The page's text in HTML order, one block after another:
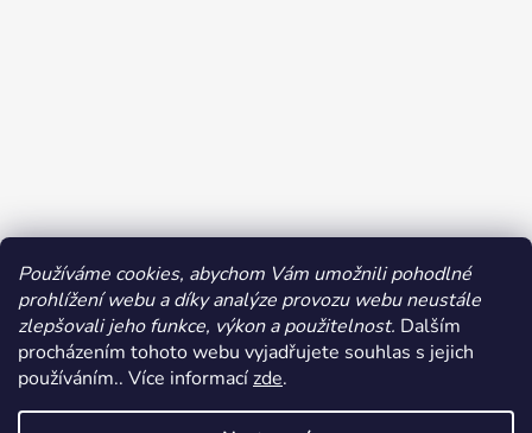
Používáme cookies, abychom Vám umožnili pohodlné
prohlížení webu a díky analýze provozu webu neustále
zlepšovali jeho funkce, výkon a použitelnost. Dalším
procházením tohoto webu vyjadřujete souhlas s jejich
používáním.. Více informacízde.
Sledovat na Instagramu